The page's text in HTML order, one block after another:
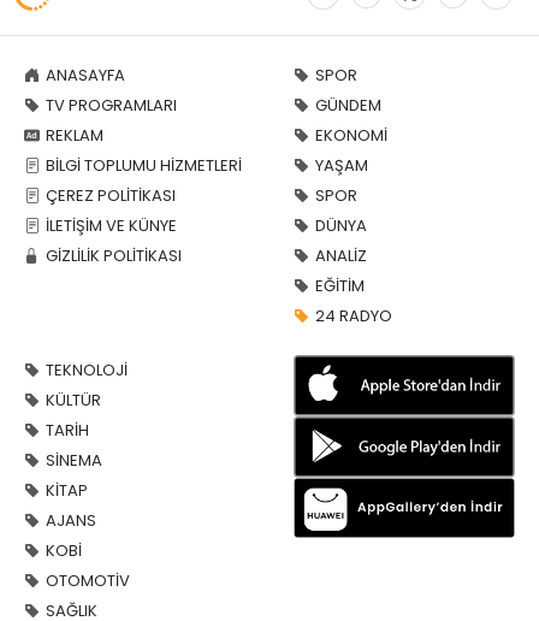
ANASAYFA
TV PROGRAMLARI
REKLAM
BİLGİ TOPLUMU HİZMETLERİ
ÇEREZ POLİTİKASI
İLETİŞİM VE KÜNYE
GİZLİLİK POLİTİKASI
SPOR
GÜNDEM
EKONOMİ
YAŞAM
SPOR
DÜNYA
ANALİZ
EĞİTİM
24 RADYO
TEKNOLOJİ
KÜLTÜR
TARİH
SİNEMA
KİTAP
AJANS
KOBİ
OTOMOTİV
SAĞLIK